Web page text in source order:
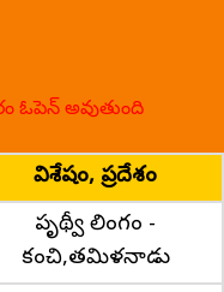
ఓపెన్ అవుతుంది
విశేషం, ప్రదేశం
పృథ్వీ లింగం -
కంచి,తమిళనాడు